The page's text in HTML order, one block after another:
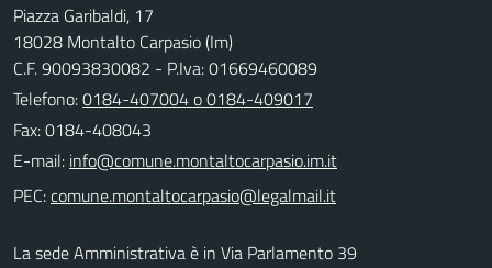
Piazza Garibaldi, 17
18028 Montalto Carpasio (Im)
C.F. 90093830082 - P.Iva: 01669460089
Telefono:0184-407004 o 0184-409017
Fax: 0184-408043
E-mail:
PEC:
La sede Amministrativa è in Via Parlamento 39